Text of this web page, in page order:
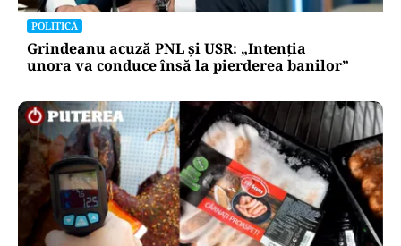
POLITICĂ
Grindeanu acuză PNL și USR: „Intenția
unora va conduce însă la pierderea banilor”